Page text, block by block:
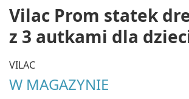
Vilac Prom statek
z 3 autkami dla
VILAC
W MAGAZYNIE